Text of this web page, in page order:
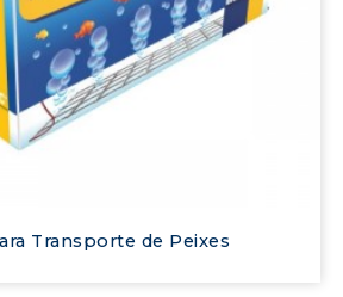
Transporte de Peixes